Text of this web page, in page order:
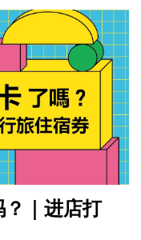
｜进店打